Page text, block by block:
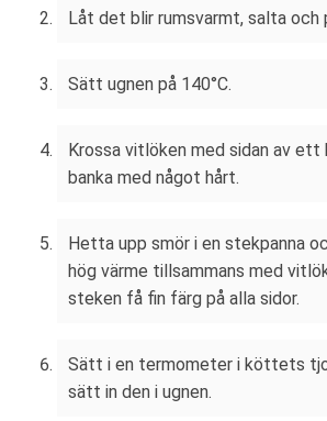
Låt det blir rumsvarmt, salta och
Sätt ugnen på 140°C.
Krossa vitlöken med sidan av ett
banka med något hårt.
Hetta upp smör i en stekpanna
hög värme tillsammans med
steken få fin färg på alla sidor.
Sätt i en termometer i köttets
sätt in den i ugnen.